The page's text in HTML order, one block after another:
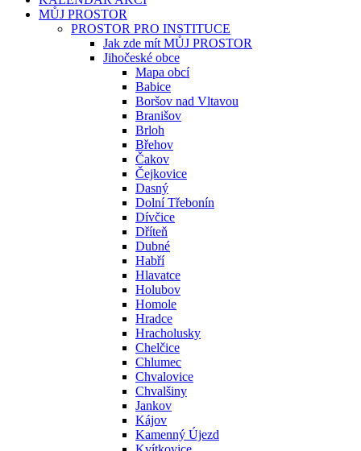
MŮJ PROSTOR
PROSTOR PRO INSTITUCE
Jak zde mít MŮJ PROSTOR
Jihočeské obce
Mapa obcí
Babice
Boršov nad Vltavou
Branišov
Brloh
Břehov
Čakov
Čejkovice
Dasný
Dolní Třebonín
Dívčice
Dříteň
Dubné
Habří
Hlavatce
Holubov
Homole
Hradce
Hracholusky
Chelčice
Chlumec
Chvalovice
Chvalšiny
Jankov
Kájov
Kamenný Újezd